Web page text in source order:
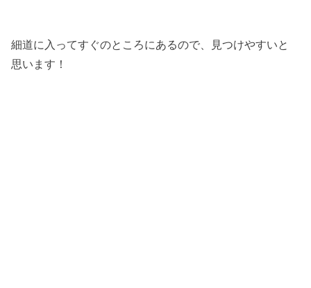
細道に入ってすぐのところにあるので、見つけやすいと
思います！